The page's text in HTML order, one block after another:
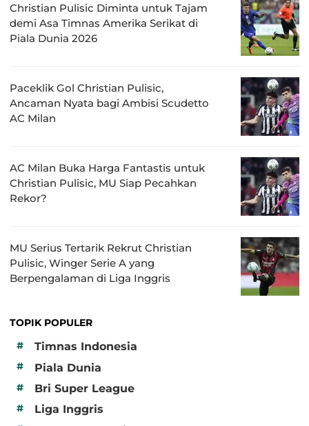
Christian Pulisic Diminta untuk Tajam
demi Asa Timnas Amerika Serikat di
Piala Dunia 2026
Paceklik Gol Christian Pulisic,
Ancaman Nyata bagi Ambisi Scudetto
AC Milan
AC Milan Buka Harga Fantastis untuk
Christian Pulisic, MU Siap Pecahkan
Rekor?
MU Serius Tertarik Rekrut Christian
Pulisic, Winger Serie A yang
Berpengalaman di Liga Inggris
TOPIK POPULER
#
Timnas Indonesia
# Piala Dunia
# Bri Super League
# Liga Inggris